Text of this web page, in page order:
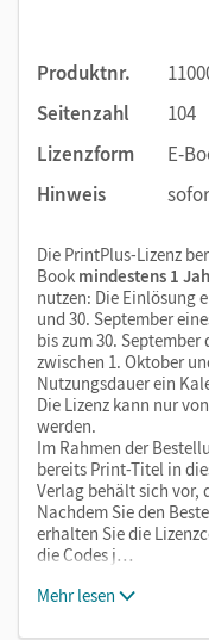
Produktnr.
Seitenzahl
104
Lizenzform
E-
Hinweis
Die PrintPlus-Lizenz
Book mindestens 1
nutzen: Die Einlösung
und 30. September
bis zum 30.
zwischen 1. Oktober
Nutzungsdauer ein
Die Lizenz kann nur
werden.
Im Rahmen der
bereits Print-Titel in
Verlag behält sich vor,
Nachdem Sie den
erhalten Sie die
die Codes j…
Mehr lesen